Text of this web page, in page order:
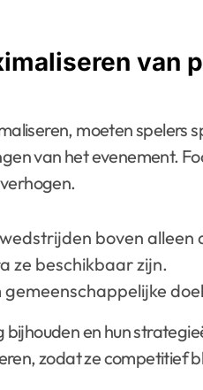
van
moeten spelers
van het evenement.
boven alleen
ze beschikbaar zijn.
en hun
zodat ze competitief